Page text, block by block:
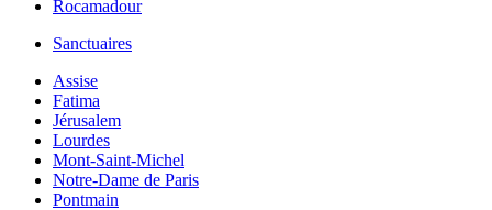
Rocamadour
Sanctuaires
Assise
Fatima
Jérusalem
Lourdes
Mont-Saint-Michel
Notre-Dame de Paris
Pontmain